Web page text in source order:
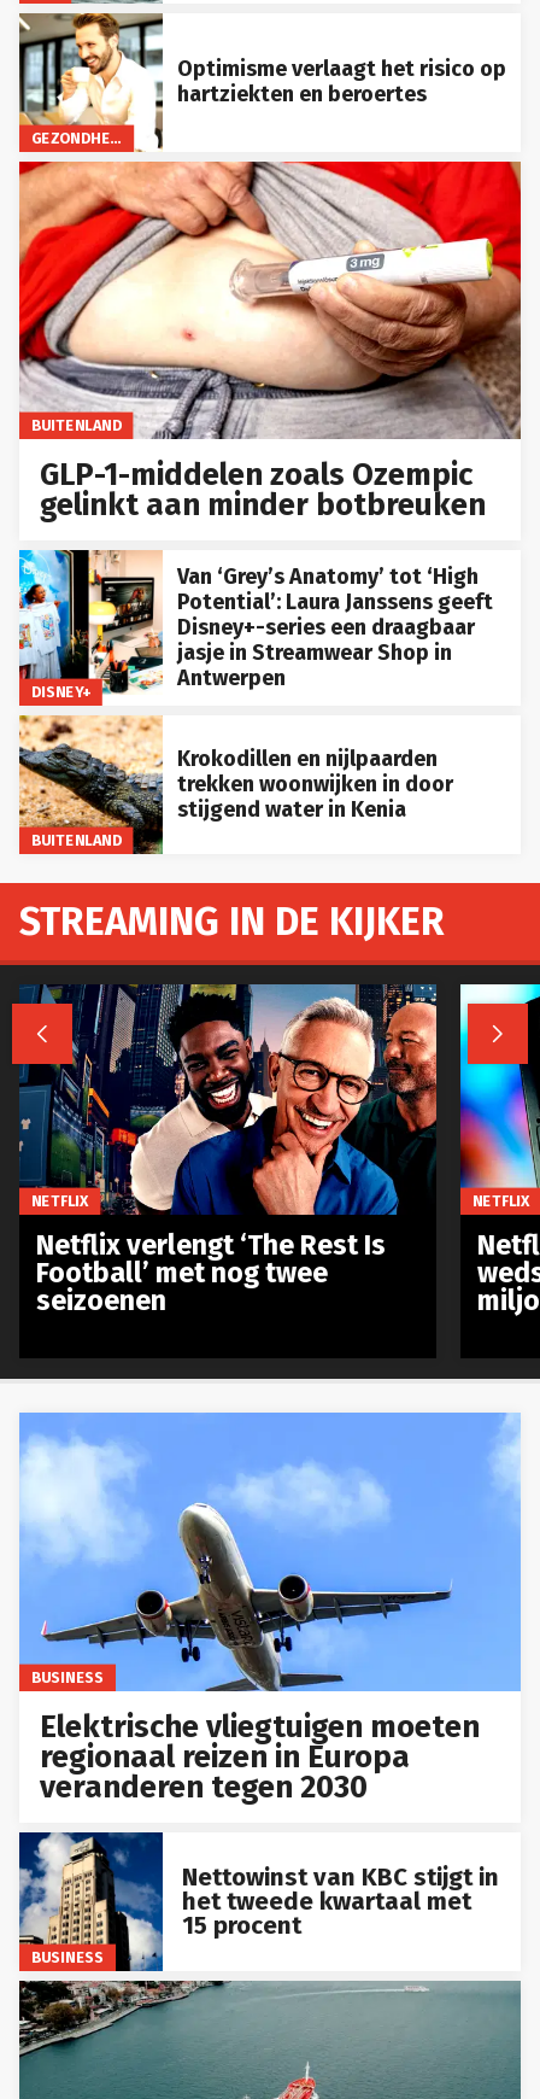
GEZONDHEID
Optimisme verlaagt het risico op
hartziekten en beroertes
BUITENLAND
GLP-1-middelen zoals Ozempic
gelinkt aan minder botbreuken
DISNEY+
Van ‘Grey’s Anatomy’ tot ‘High
Potential’: Laura Janssens geeft
Disney+-series een draagbaar
jasje in Streamwear Shop in
Antwerpen
BUITENLAND
Krokodillen en nijlpaarden
trekken woonwijken in door
stijgend water in Kenia
BUSINESS
Elektrische vliegtuigen moeten
regionaal reizen in Europa
veranderen tegen 2030
BUSINESS
Nettowinst van KBC stijgt in
het tweede kwartaal met
15 procent
STREAMING IN DE KIJKER
 
NETFLIX
Netflix verlengt ‘The Rest Is
Football’ met nog twee
seizoenen
NETFLIX